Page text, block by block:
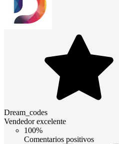
Dream_codes
Vendedor excelente
100%
Comentarios positivos